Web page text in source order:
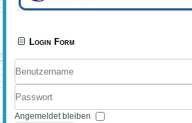
Login Form
Benutzername
Passwort
Angemeldet bleiben